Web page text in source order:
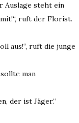
Auslage steht ein
ruft der Florist.
aus!“, ruft die junge
man
der ist Jäger.“